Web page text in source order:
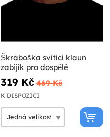
Škraboška svítící klaun
zabijík pro dospělé
319 Kč 469 Kč
K DISPOZICI